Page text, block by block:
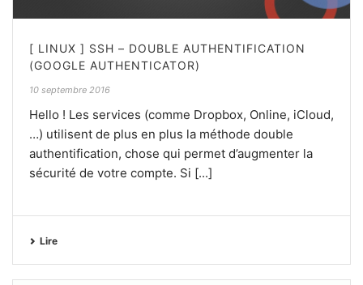
[ LINUX ] SSH – DOUBLE AUTHENTIFICATION
(GOOGLE AUTHENTICATOR)
10 septembre 2016
Hello ! Les services (comme Dropbox, Online, iCloud,
…) utilisent de plus en plus la méthode double
authentification, chose qui permet d’augmenter la
sécurité de votre compte. Si [...]
Lire